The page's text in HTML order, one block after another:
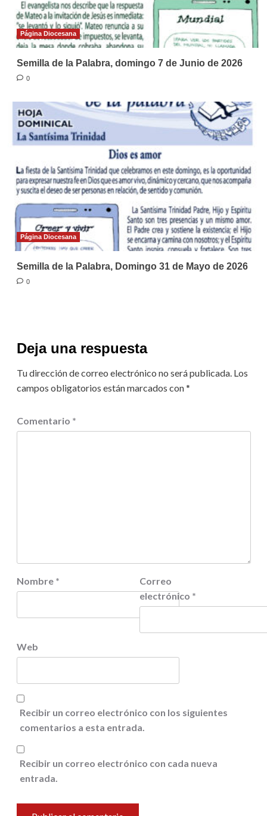
Página Diocesana
Semilla de la Palabra, domingo 7 de Junio de 2026
0
Página Diocesana
Semilla de la Palabra, Domingo 31 de Mayo de 2026
0
Deja una respuesta
Tu dirección de correo electrónico no será publicada. Los
campos obligatorios están marcados con*
Comentario *
Nombre *
Correo
electrónico *
Web
Recibir un correo electrónico con los siguientes
comentarios a esta entrada.
Recibir un correo electrónico con cada nueva
entrada.